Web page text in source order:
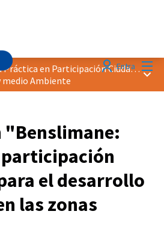
EntraDistinción &quot;Buena Práctica en Participación Ciudadana&quot; 2025
medio Ambiente
"Benslimane:
el desarrollo
las zonas